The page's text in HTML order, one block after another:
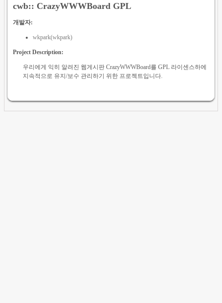
cwb:: CrazyWWWBoard GPL
개발자:
wkpark(wkpark)
Project Description:
우리에게 익히 알려진 웹게시판 CrazyWWWBoard를 GPL 라이센스하에
지속적으로 유지/보수 관리하기 위한 프로젝트입니다.